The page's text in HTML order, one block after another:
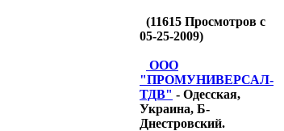
(11615 Просмотров с
05-25-2009)
OOO
"ПРОМУНИВЕРСАЛ-
ТДB" - Одесская,
Украина, Б-
Днестровский.